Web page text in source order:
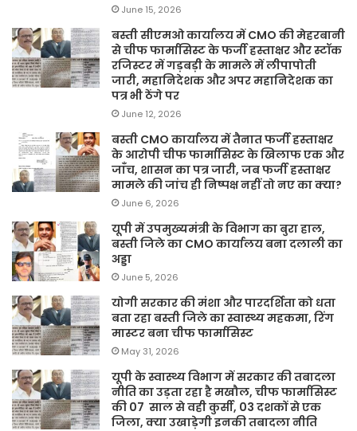
June 15, 2026
बस्ती सीएमओ कार्यालय में CMO की मेहरबानी
से चीफ फार्मासिस्ट के फर्जी हस्ताक्षर और स्टॉक
रजिस्टर में गड़बड़ी के मामले में लीपापोती
जारी, महानिदेशक और अपर महानिदेशक का
पत्र भी ठेंगे पर
June 12, 2026
बस्ती CMO कार्यालय में तैनात फर्जी हस्ताक्षर
के आरोपी चीफ फार्मासिस्ट के खिलाफ एक और
जाँच, शासन का पत्र जारी, जब फर्जी हस्ताक्षर
मामले की जांच ही निष्पक्ष नहीं तो नए का क्या?
June 6, 2026
यूपी में उपमुख्यमंत्री के विभाग का बुरा हाल,
बस्ती जिले का CMO कार्यालय बना दलाली का
अड्डा
June 5, 2026
योगी सरकार की मंशा और पारदर्शिता को धता
बता रहा बस्ती जिले का स्वास्थ्य महकमा, रिंग
मास्टर बना चीफ फार्मासिस्ट
May 31, 2026
यूपी के स्वास्थ्य विभाग में सरकार की तबादला
नीति का उड़ता रहा है मखौल, चीफ फार्मासिस्ट
की 07 साल से वही कुर्सी, 03 दशकों से एक
जिला, क्या उखाड़ेगी इनकी तबादला नीति